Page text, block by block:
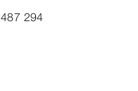
487 294